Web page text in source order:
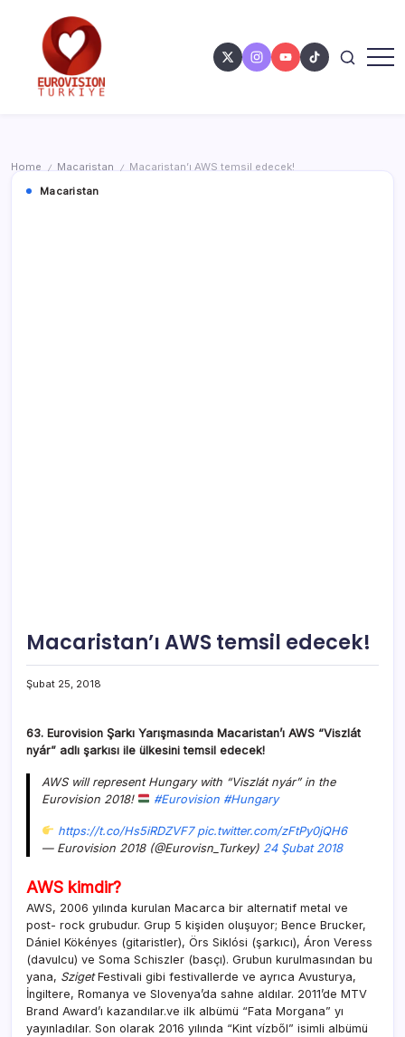
Home / Macaristan /
Macaristan’ı AWS temsil edecek!
Macaristan
Macaristan’ı AWS temsil edecek!
Şubat 25, 2018
63. Eurovision Şarkı Yarışmasında Macaristan’ı AWS “Viszlát
nyár” adlı şarkısı ile ülkesini temsil edecek!
AWS will represent Hungary with “Viszlát nyár” in the
Eurovision 2018!
#Eurovision #Hungary
https://t.co/Hs5iRDZVF7 pic.twitter.com/zFtPy0jQH6
— Eurovision 2018 (@Eurovisn_Turkey) 24 Şubat 2018
AWS kimdir?
AWS, 2006 yılında kurulan Macarca bir alternatif metal ve
post- rock grubudur. Grup 5 kişiden oluşuyor; Bence Brucker,
Dániel Kökényes (gitaristler), Örs Siklósi (şarkıcı), Áron Veress
(davulcu) ve Soma Schiszler (basçı). Grubun kurulmasından bu
yana, SzigetFestivali gibi festivallerde ve ayrıca Avusturya,
İngiltere, Romanya ve Slovenya’da sahne aldılar. 2011’de MTV
Brand Award’ı kazandılar.ve ilk albümü “Fata Morgana” yı
yayınladılar. Son olarak 2016 yılında “Kint vízből” isimli albümü